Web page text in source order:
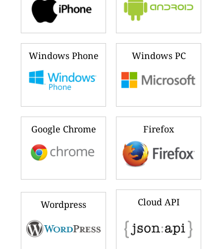
Windows Phone Windows PC
Google Chrome Firefox
Wordpress Cloud API